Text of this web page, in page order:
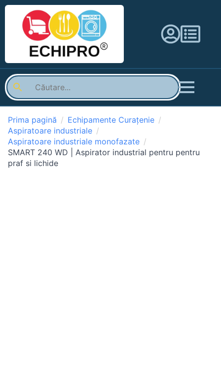
Prima pagină
Echipamente Curațenie
Aspiratoare industriale
Aspiratoare industriale monofazate
SMART 240 WD | Aspirator industrial pentru pentru
praf si lichide